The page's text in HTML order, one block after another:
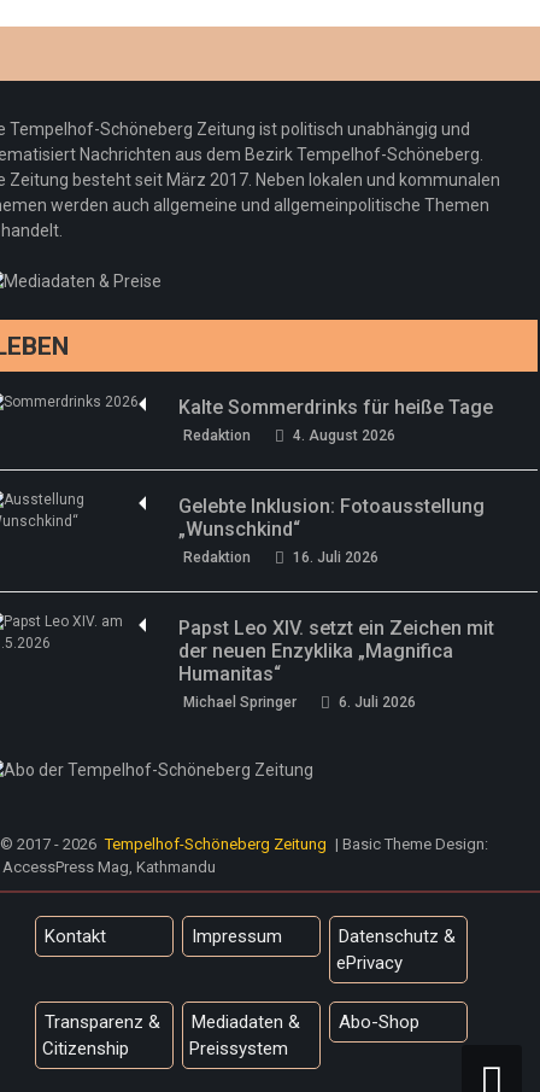
Redaktion 23. Juli 2026
Pepe Jeans London mit Summer Sale und
neuer Kollektion
Redaktion 19. Juli 2026
Woher kommt der Honig? – Neue EU-
Regeln gelten 14. Juni
drei neue Specials zur Fußball-WM
Tempelhof-Schöneberg Zeitung ist politisch unabhängig und
Nachrichten aus dem Bezirk Tempelhof-Schöneberg.
Zeitung besteht seit März 2017. Neben lokalen und kommunalen
werden auch allgemeine und allgemeinpolitische Themen
Kalte Sommerdrinks für heiße Tage
Redaktion 4. August 2026
Gelebte Inklusion: Fotoausstellung
„Wunschkind“
Redaktion 16. Juli 2026
Papst Leo XIV. setzt ein Zeichen mit
der neuen Enzyklika „Magnifica
Humanitas“
Michael Springer 6. Juli 2026
© 2017 - 2026 Tempelhof-Schöneberg Zeitung | Basic Theme Design:
AccessPress Mag, Kathmandu
Kontakt Impressum
Datenschutz &
ePrivacy
Transparenz &
Citizenship
Mediadaten &
Preissystem
Abo-Shop